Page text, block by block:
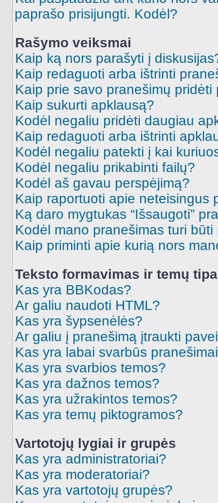
paprašo prisijungti. Kodėl?
Rašymo veiksmai
Kaip ką nors parašyti į
Kaip redaguoti arba ištrinti
Kaip prie savo pranešimų pridėti
Kaip sukurti apklausą?
Kodėl negaliu pridėti daugiau
Kaip redaguoti arba ištrinti
Kodėl negaliu patekti į kai
Kodėl negaliu prikabinti failų?
Kodėl aš gavau perspėjimą?
Kaip raportuoti apie neteisingus
Ką daro mygtukas “Išsaugoti”
Kodėl mano pranešimas turi būti
Kaip priminti apie kurią nors
Teksto formavimas ir temų
Kas yra BBKodas?
Ar galiu naudoti HTML?
Kas yra šypsenėlės?
Ar galiu į pranešimą įtraukti
Kas yra labai svarbūs
Kas yra svarbios temos?
Kas yra dažnos temos?
Kas yra užrakintos temos?
Kas yra temų piktogramos?
Vartotojų lygiai ir grupės
Kas yra administratoriai?
Kas yra moderatoriai?
Kas yra vartotojų grupės?